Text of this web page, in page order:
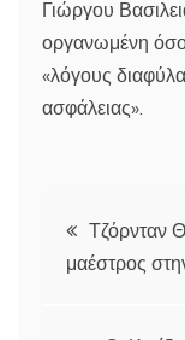
Γιώργου
οργανωμένη όσο
«λόγους
ασφάλειας».
άρθρων
Τζόρνταν
μαέστρος